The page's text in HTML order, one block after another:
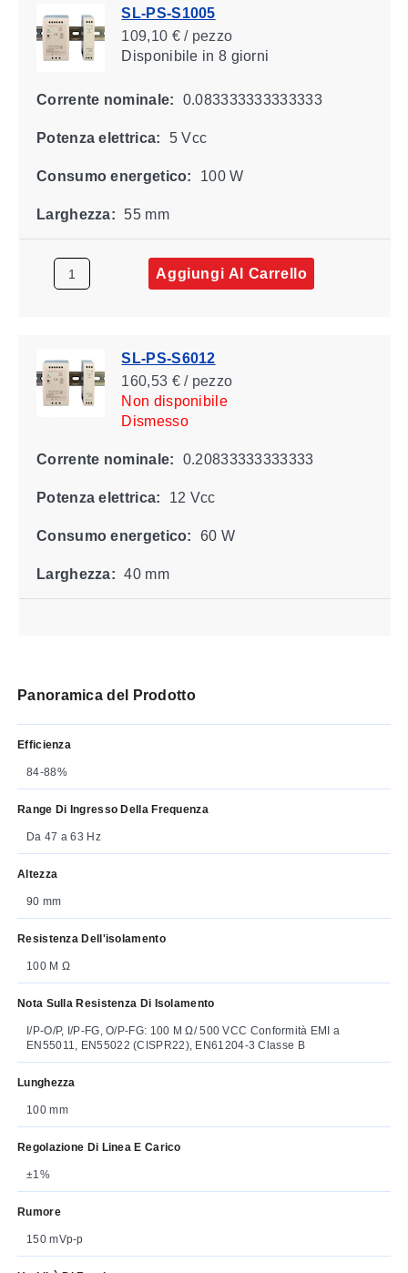
SL-PS-S1005
109,10 € / pezzo
Disponibile in 8 giorni
Corrente nominale: 0.083333333333333
Potenza elettrica: 5 Vcc
Consumo energetico: 100 W
Larghezza: 55 mm
Aggiungi Al Carrello
SL-PS-S6012
160,53 € / pezzo
Non disponibile
Dismesso
Corrente nominale: 0.20833333333333
Potenza elettrica: 12 Vcc
Consumo energetico: 60 W
Larghezza: 40 mm
Panoramica del Prodotto
Efficienza
84-88%
Range Di Ingresso Della Frequenza
Da 47 a 63 Hz
Altezza
90 mm
Resistenza Dell'isolamento
100 M Ω
Nota Sulla Resistenza Di Isolamento
I/P-O/P, I/P-FG, O/P-FG: 100 M Ω/ 500 VCC Conformità EMI a
EN55011, EN55022 (CISPR22), EN61204-3 Classe B
Lunghezza
100 mm
Regolazione Di Linea E Carico
±1%
Rumore
150 mVp-p